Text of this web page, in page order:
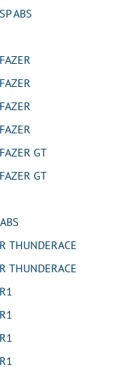
ABS
GT
GT